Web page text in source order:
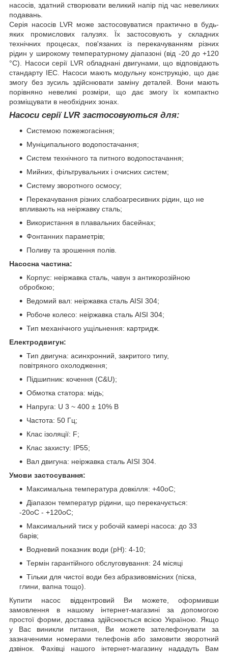
насосів, здатний створювати великий напір під час невеликих
подавань.
Серія насосів LVR може застосовуватися практично в будь-
яких промислових галузях. Їх застосовують у складних
технічних процесах, пов'язаних із перекачуванням різних
рідин у широкому температурному діапазоні (від -20 до +120
°C). Насоси серії LVR обладнані двигунами, що відповідають
стандарту IEC. Насоси мають модульну конструкцію, що дає
змогу без зусиль здійснювати заміну деталей. Вони мають
порівняно невеликі розміри, що дає змогу їх компактно
розміщувати в необхідних зонах.
Насоси серії LVR застосовуються для:
Системою пожежогасіння;
Муніципального водопостачання;
Систем технічного та питного водопостачання;
Мийних, фільтрувальних і очисних систем;
Систему зворотного осмосу;
Перекачування різних слабоагресивних рідин, що не
впливають на неіржавку сталь;
Використання в плавальних басейнах;
Фонтанних параметрів;
Поливу та зрошення полів.
Насосна частина:
Корпус: неіржавка сталь, чавун з антикорозійною
обробкою;
Ведомий вал: неіржавка сталь AISI 304;
Робоче колесо: неіржавка сталь AISI 304;
Тип механічного ущільнення: картридж.
Електродвигун:
Тип двигуна: асинхронний, закритого типу,
повітряного охолодження;
Підшипник: кочення (C&U);
Обмотка статора: мідь;
Напруга: U 3 ~ 400 ± 10% В
Частота: 50 Гц;
Клас ізоляції: F;
Клас захисту: IP55;
Вал двигуна: неіржавка сталь AISI 304.
Умови застосування:
Максимальна температура довкілля: +40oС;
Діапазон температур рідини, що перекачується:
-20oС - +120oС;
Максимальний тиск у робочій камері насоса: до 33
барів;
Водневий показник води (рН): 4-10;
Термін гарантійного обслуговування: 24 місяці
Тільки для чистої води без абразивовмісних (піска,
глини, вапна тощо).
Купити насос відцентровий Ви можете, оформивши
замовлення в нашому інтернет-магазині за допомогою
простої форми, доставка здійснюється всією Україною. Якщо
у Вас виникли питання, Ви можете зателефонувати за
зазначеними номерами телефонів або замовити зворотний
дзвінок. Фахівці нашого інтернет-магазину нададуть Вам